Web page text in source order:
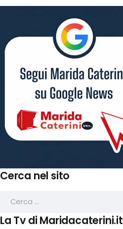
Cerca nel sito
La Tv di Maridacaterini.it